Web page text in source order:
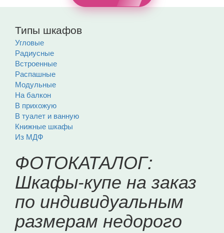
Типы шкафов
Угловые
Радиусные
Встроенные
Распашные
Модульные
На балкон
В прихожую
В туалет и ванную
Книжные шкафы
Из МДФ
ФОТОКАТАЛОГ:
Шкафы-купе на заказ
по индивидуальным
размерам недорого